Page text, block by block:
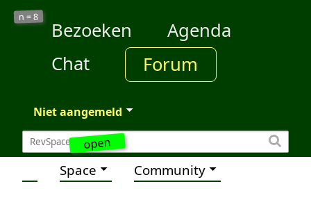
open
n =8
Bezoeken
Agenda
Chat
Forum
Niet aangemeld
Space Community